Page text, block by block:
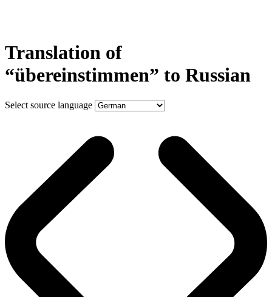
Translation of
“übereinstimmen” to Russian
Select source language